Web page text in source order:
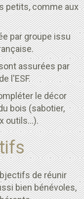
petits, comme aux
par groupe issu
assurées par
l'ESF.
le décor
bois (sabotier,
outils...).
de réunir
bien bénévoles,